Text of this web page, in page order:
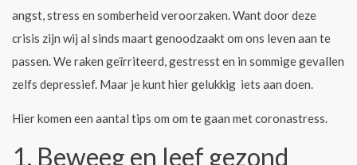
angst, stress en somberheid veroorzaken. Want door deze
crisis zijn wij al sinds maart genoodzaakt om ons leven aan te
passen. We raken geïrriteerd, gestresst en in sommige gevallen
zelfs depressief. Maar je kunt hier gelukkig iets aan doen.
Hier komen een aantal tips om om te gaan met coronastress.
1. Beweeg en leef gezond